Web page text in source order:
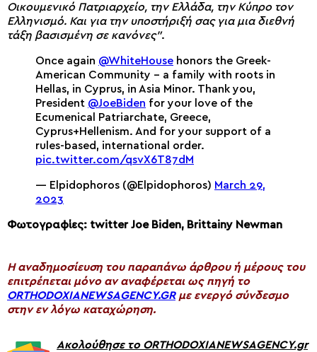
Οικουμενικό Πατριαρχείο, την Ελλάδα, την Κύπρο τον
Ελληνισμό. Και για την υποστήριξή σας για μια διεθνή
τάξη βασισμένη σε κανόνες”.
Once again @WhiteHouse honors the Greek-
American Community – a family with roots in
Hellas, in Cyprus, in Asia Minor. Thank you,
President @JoeBiden for your love of the
Ecumenical Patriarchate, Greece,
Cyprus+Hellenism. And for your support of a
rules-based, international order.
pic.twitter.com/qsvX6T87dM
— Elpidophoros (@Elpidophoros) March 29,
2023
Φωτογραφίες: twitter Joe Biden, Brittainy Newman
H αναδημοσίευση του παραπάνω άρθρου ή μέρους του
επιτρέπεται μόνο αν αναφέρεται ως πηγή το
ORTHODOXIANEWSAGENCY.GRμε ενεργό σύνδεσμο
στην εν λόγω καταχώρηση.
Ακολούθησε το ORTHODOXIANEWSAGENCY.gr